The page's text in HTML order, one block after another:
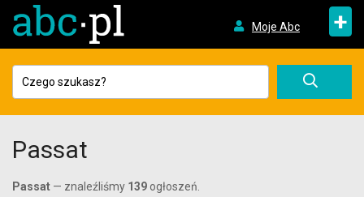
Moje Abc +
Passat
Passat — znaleźliśmy 139 ogłoszeń.